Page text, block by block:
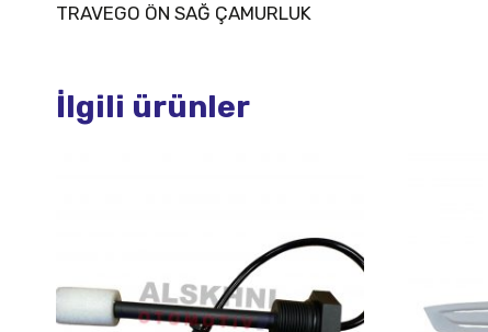
TRAVEGO ÖN SAĞ ÇAMURLUK
İlgili ürünler